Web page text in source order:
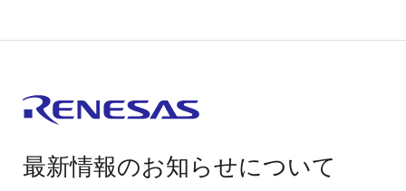
最新情報のお知らせについて